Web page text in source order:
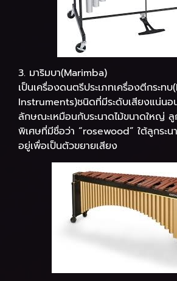
3. มาริมบา(Marimba)
เป็นเครื่องดนตรีประเภทเครื่องตีกระท
Instruments)ชนิดที่มีระดับเสียงแน่น
ลักษณะเหมือนกับระนาดไม้ขนาดใหญ่ ลู
พิเศษที่มีชื่อว่า “rosewood” ใต้ลูกระน
อยู่เพื่อเป็นตัวขยายเสียง